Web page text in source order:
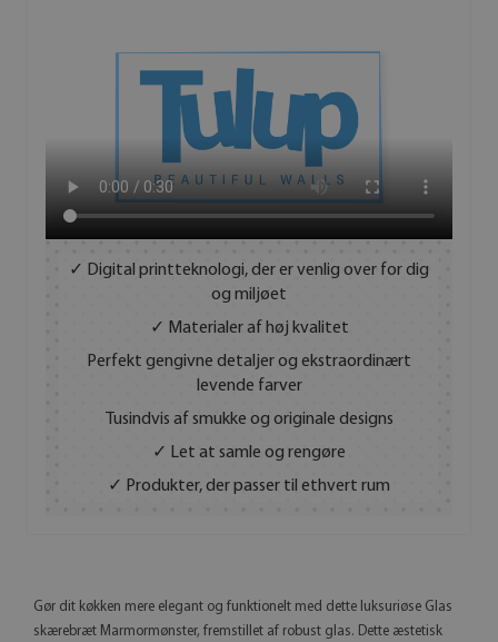
✓ Digital printteknologi, der er venlig over for dig
og miljøet
✓ Materialer af høj kvalitet
Perfekt gengivne detaljer og ekstraordinært
levende farver
Tusindvis af smukke og originale designs
✓ Let at samle og rengøre
✓ Produkter, der passer til ethvert rum
Gør dit køkken mere elegant og funktionelt med dette luksuriøse Glas
skærebræt Marmormønster, fremstillet af robust glas. Dette æstetisk